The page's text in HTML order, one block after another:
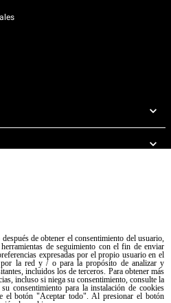
resina
derechos reservados. Reg. Imp. Padova
- Cap. Soc. 5.000.000 € iv - P.IVA /
IA Privacy policy Cookie policy
de obtener el consentimiento del usuario,
de seguimiento con el fin de enviar
expresadas por el propio usuario en el
la red y / o para la propósito de analizar y
incluidos los de terceros. Para obtener más
incluso si niega su consentimiento, consulte la
consentimiento para la instalación de cookies
el botón "Aceptar todo". Al presionar el botón